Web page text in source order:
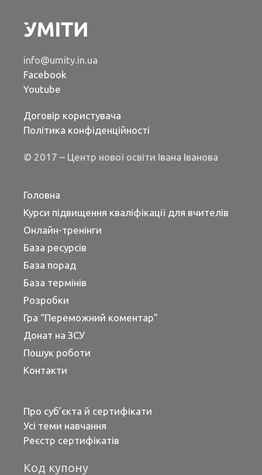
info@umity.in.ua
Facebook
Youtube
Договір користувача
Політика конфіденційності
© 2017 – Центр нової освіти Івана Іванова
Головна
Курси підвищення кваліфікації для вчителів
Онлайн-тренінги
База ресурсів
База порад
База термінів
Розробки
Гра “Переможний коментар”
Донат на ЗСУ
Пошук роботи
Контакти
Про суб’єкта й сертифікати
Усі теми навчання
Реєстр сертифікатів
Код купону